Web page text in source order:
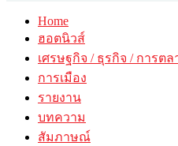
Home
ฮอตนิวส์
เศรษฐกิจ / ธุรกิจ / การตล
การเมือง
รายงาน
บทความ
สัมภาษณ์